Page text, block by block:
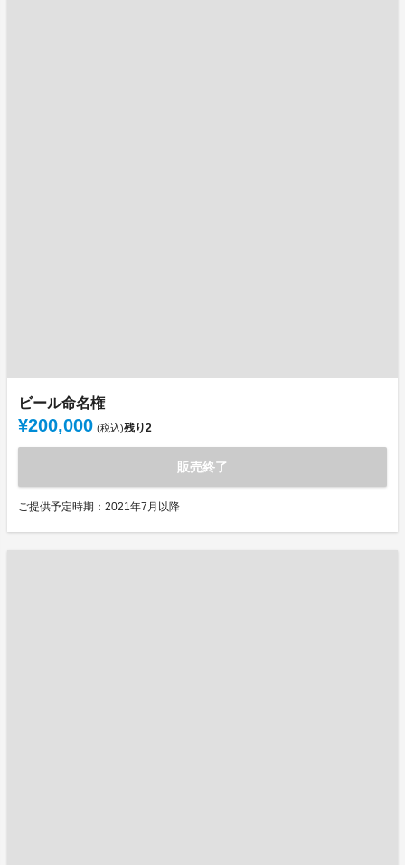
ビール命名権
¥200,000 (税込)残り2
販売終了
ご提供予定時期：2021年7月以降